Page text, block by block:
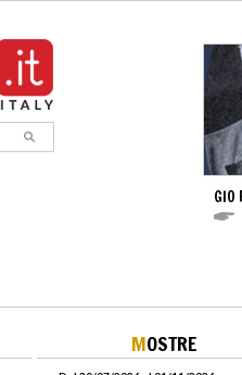
GIO
MOSTRE